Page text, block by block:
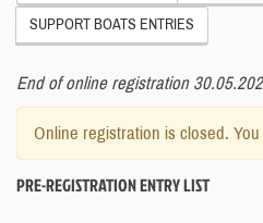
SUPPORT BOATS ENTRIES
End of online registration
Online registration is closed.
PRE-REGISTRATION ENTRY LIST